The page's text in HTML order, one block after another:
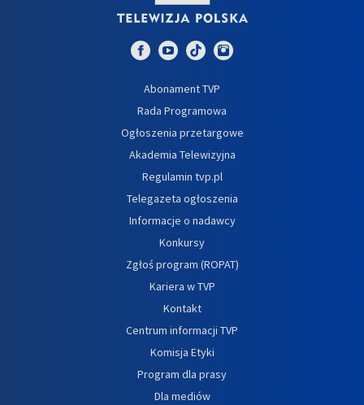
Abonament TVP
Rada Programowa
Ogłoszenia przetargowe
Akademia Telewizyjna
Regulamin tvp.pl
Telegazeta ogłoszenia
Informacje o nadawcy
Konkursy
Zgłoś program (ROPAT)
Kariera w TVP
Kontakt
Centrum informacji TVP
Komisja Etyki
Program dla prasy
Dla mediów